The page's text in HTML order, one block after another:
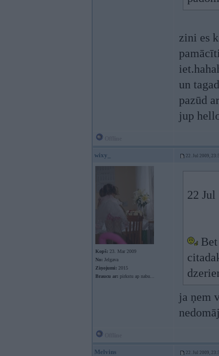
zini es
un
pazūd
jup
wixy_ 22. Jul 2009,
Kopš: 23. Mar 2009
No: Jelgava
Ziņojumi: 2015
Braucu ar: pirkstu ap nabu...
22
ja ņem
Melvins 22. Jul 2009,